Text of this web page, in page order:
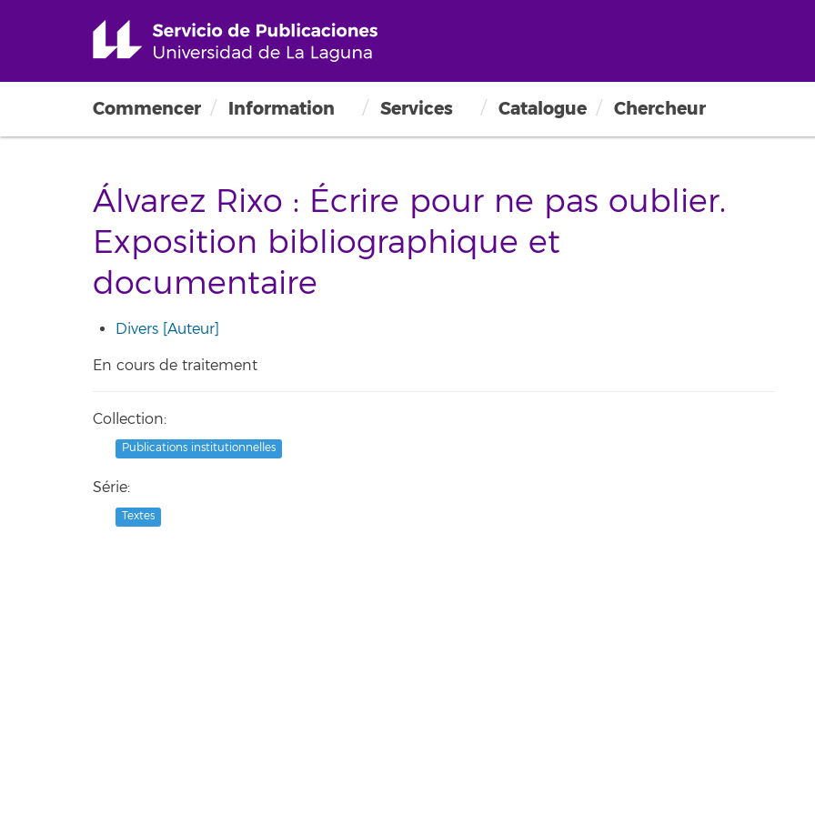
Commencer Information Services Catalogue Chercheur
Álvarez Rixo : Écrire pour ne pas oublier.
Exposition bibliographique et
documentaire
Divers [Auteur]
En cours de traitement
Collection:
Publications institutionnelles
Série:
Textes